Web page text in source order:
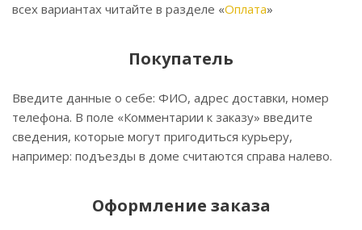
всех вариантах читайте в разделе «Оплата»
Покупатель
Введите данные о себе: ФИО, адрес доставки, номер
телефона. В поле «Комментарии к заказу» введите
сведения, которые могут пригодиться курьеру,
например: подъезды в доме считаются справа налево.
Оформление заказа